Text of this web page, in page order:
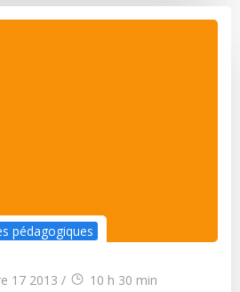
pédagogiques
17 2013 / 10 h 30 min